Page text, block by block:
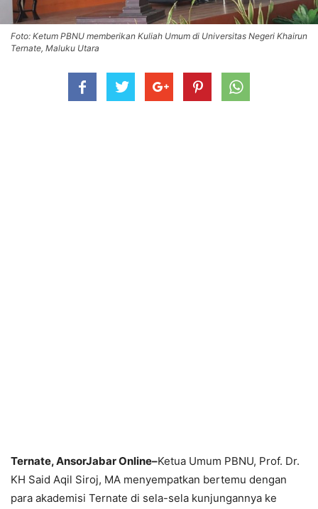
Foto: Ketum PBNU memberikan Kuliah Umum di Universitas Negeri Khairun
Ternate, Maluku Utara
Ternate, AnsorJabar Online–Ketua Umum PBNU, Prof. Dr.
KH Said Aqil Siroj, MA menyempatkan bertemu dengan
para akademisi Ternate di sela-sela kunjungannya ke